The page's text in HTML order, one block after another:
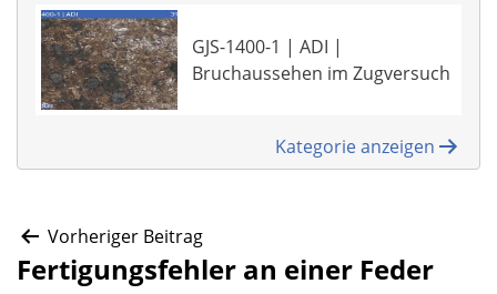
GJS-1400-1 | ADI |
Bruchaussehen im Zugversuch
Kategorie anzeigen
Beitragsnavigation
Vorheriger Beitrag
Fertigungsfehler an einer Feder